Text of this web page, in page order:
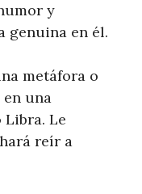
y
genuina en él.
metáfora o
una
Le
reír a